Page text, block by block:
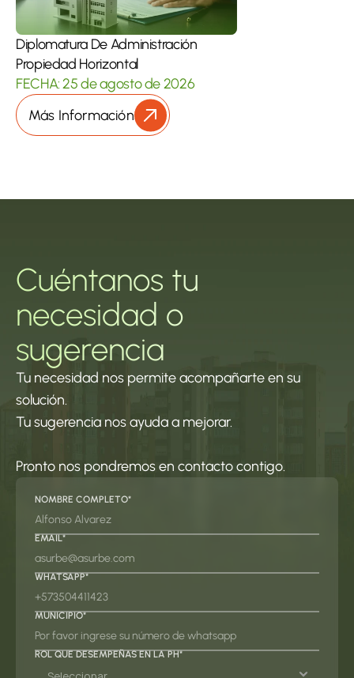
Diplomatura De Administración
Propiedad Horizontal
FECHA: 25 de agosto de 2026
Más Información
Cuéntanos tu
necesidad o
sugerencia
Tu necesidad nos permite acompañarte en su
solución.
Tu sugerencia nos ayuda a mejorar.
Pronto nos pondremos en contacto contigo.
NOMBRE COMPLETO*
EMAIL*
WHATSAPP*
MUNICIPIO*
ROL QUE DESEMPEÑAS EN LA PH*